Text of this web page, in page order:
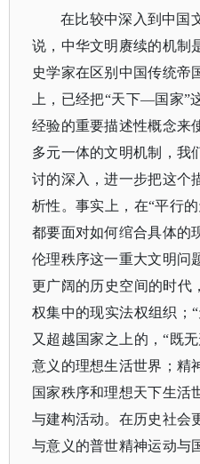
在比较中深入到中国
说，中华文明赓续的机制
史学家在区别中国传统帝
上，已经把“天下—国家”
经验的重要描述性概念来
多元一体的文明机制，我
讨的深入，进一步把这个
析性。事实上，在“平行
都要面对如何绾合具体的
伦理秩序这一重大文明问
更广阔的历史空间的时代
权集中的现实法权组织；
又超越国家之上的，“既
意义的理想生活世界；精
国家秩序和理想天下生活
与建构活动。在历史社会
与意义的普世精神运动与